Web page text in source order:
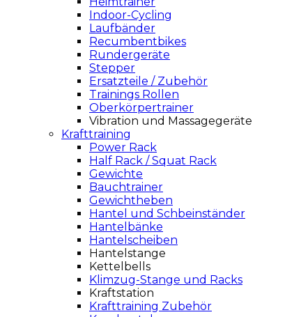
Indoor-Cycling
Laufbänder
Recumbentbikes
Rundergeräte
Stepper
Ersatzteile / Zubehör
Trainings Rollen
Oberkörpertrainer
Vibration und Massagegeräte
Krafttraining
Power Rack
Half Rack / Squat Rack
Gewichte
Bauchtrainer
Gewichtheben
Hantel und Schbeinständer
Hantelbänke
Hantelscheiben
Hantelstange
Kettelbells
Klimzug-Stange und Racks
Kraftstation
Krafttraining Zubehör